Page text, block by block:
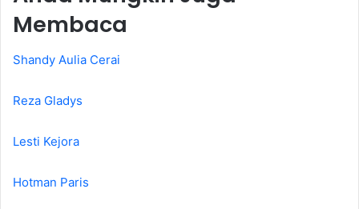
Membaca
Shandy Aulia Cerai
Reza Gladys
Lesti Kejora
Hotman Paris